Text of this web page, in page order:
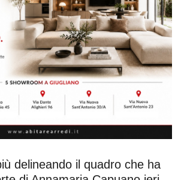
delineando il quadro che ha